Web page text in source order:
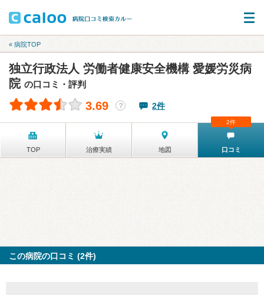
« 病院TOP
独立行政法人 労働者健康安全機構 愛媛労災病
院 の口コミ・評判
3.69 ？ 2件
TOP 治療実績 地図 口コミ
2件
この病院の口コミ (2件)